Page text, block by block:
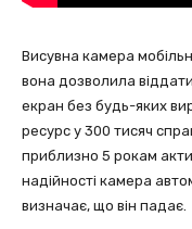
Висувна камера
вона дозволила
екран без будь-яких
ресурс у 300 тисяч
приблизно 5 рокам
надійності камера
визначає, що він падає.